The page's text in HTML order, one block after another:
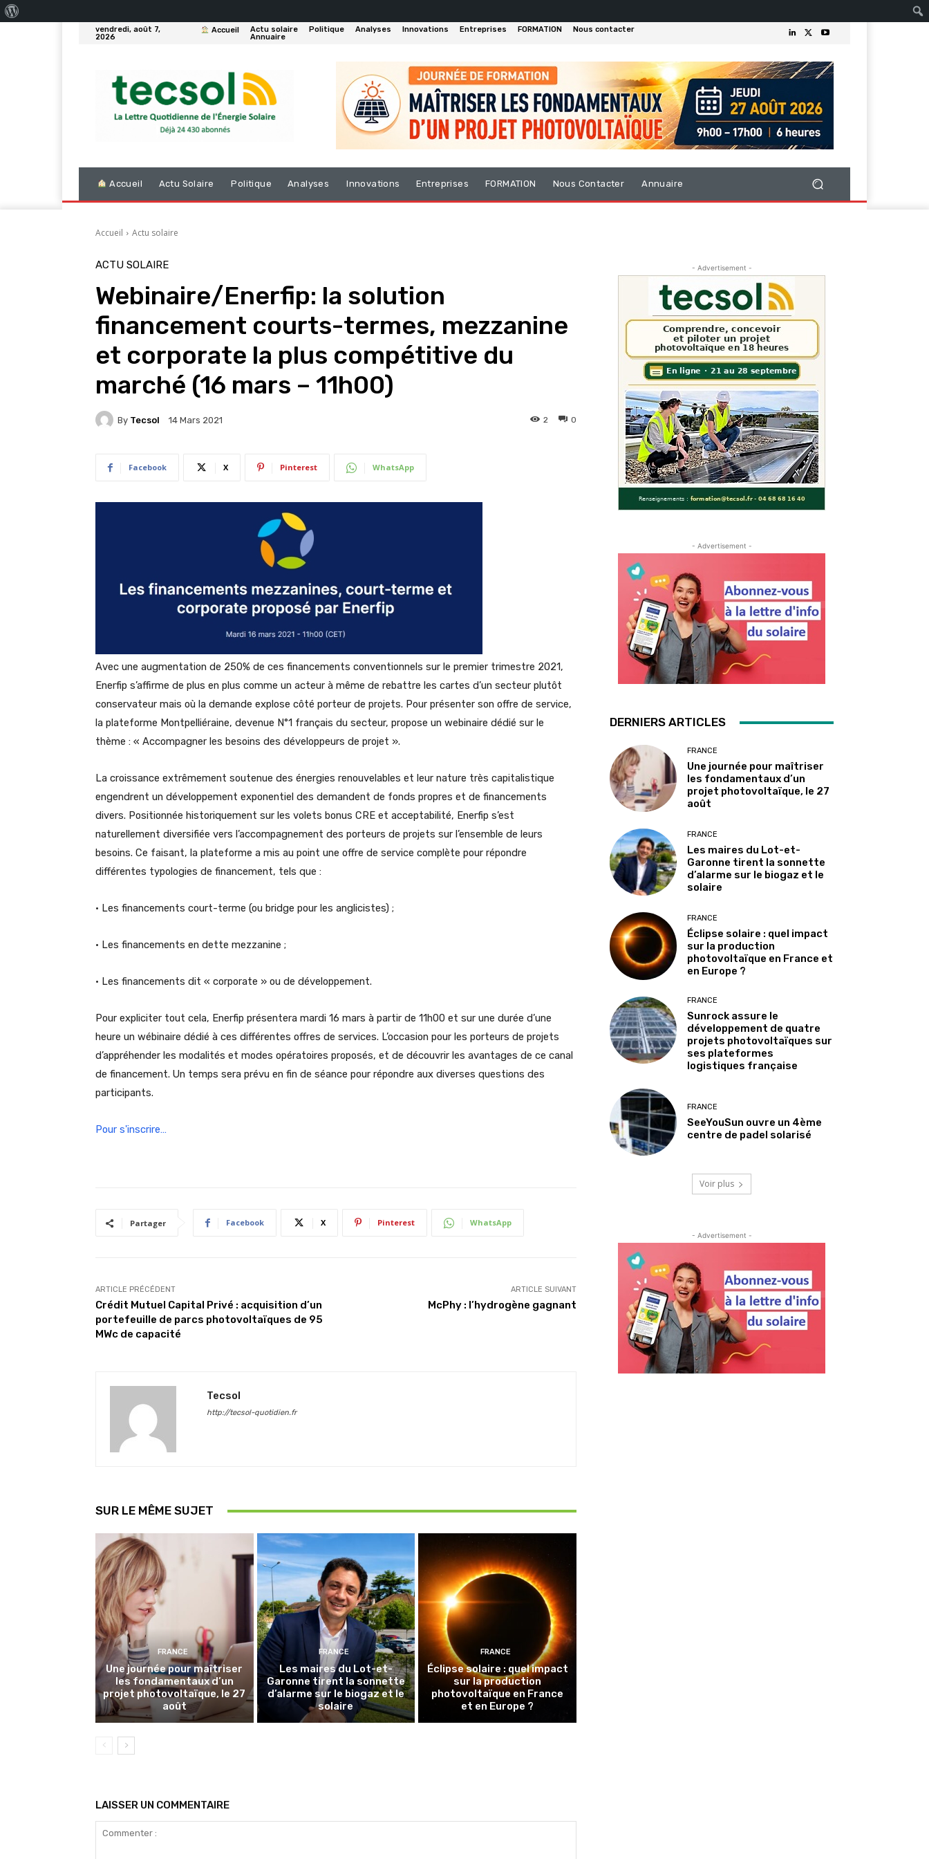
vendredi, août 7,
2026
Accueil Actu solaire Politique Analyses Innovations Entreprises FORMATION
Nous contacter
Annuaire
Accueil Actu Solaire Politique Analyses Innovations Entreprises FORMATION Nous Contacter Annuaire
Accueil Actu solaire
ACTU SOLAIRE
Webinaire/Enerfip: la solution
financement courts-termes, mezzanine
et corporate la plus compétitive du
marché (16 mars – 11h00)
By Tecsol 14 Mars 2021 0
2
Facebook X Pinterest WhatsApp
Avec une augmentation de 250% de ces financements conventionnels sur le premier trimestre 2021,
Enerfip s’affirme de plus en plus comme un acteur à même de rebattre les cartes d’un secteur plutôt
conservateur mais où la demande explose côté porteur de projets. Pour présenter son offre de service,
la plateforme Montpelliéraine, devenue N°1 français du secteur, propose un webinaire dédié sur le
thème : « Accompagner les besoins des développeurs de projet ».
La croissance extrêmement soutenue des énergies renouvelables et leur nature très capitalistique
engendrent un développement exponentiel des demandent de fonds propres et de financements
divers. Positionnée historiquement sur les volets bonus CRE et acceptabilité, Enerfip s’est
naturellement diversifiée vers l’accompagnement des porteurs de projets sur l’ensemble de leurs
besoins. Ce faisant, la plateforme a mis au point une offre de service complète pour répondre
différentes typologies de financement, tels que :
• Les financements court-terme (ou bridge pour les anglicistes) ;
• Les financements en dette mezzanine ;
• Les financements dit « corporate » ou de développement.
Pour expliciter tout cela, Enerfip présentera mardi 16 mars à partir de 11h00 et sur une durée d’une
heure un wébinaire dédié à ces différentes offres de services. L’occasion pour les porteurs de projets
d’appréhender les modalités et modes opératoires proposés, et de découvrir les avantages de ce canal
de financement. Un temps sera prévu en fin de séance pour répondre aux diverses questions des
participants.
Pour s'inscrire…
Partager Facebook X Pinterest WhatsApp
ARTICLE PRÉCÉDENT
Crédit Mutuel Capital Privé : acquisition d’un
portefeuille de parcs photovoltaïques de 95
MWc de capacité
ARTICLE SUIVANT
McPhy : l’hydrogène gagnant
Tecsol
http://tecsol-quotidien.fr
SUR LE MÊME SUJET
FRANCE
Une journée pour maîtriser
les fondamentaux d’un
projet photovoltaïque, le 27
août
FRANCE
Les maires du Lot-et-
Garonne tirent la sonnette
d’alarme sur le biogaz et le
solaire
FRANCE
Éclipse solaire : quel impact
sur la production
photovoltaïque en France
et en Europe ?
LAISSER UN COMMENTAIRE
- Advertisement -
- Advertisement -
DERNIERS ARTICLES
FRANCE
Une journée pour maîtriser
les fondamentaux d’un
projet photovoltaïque, le 27
août
FRANCE
Les maires du Lot-et-
Garonne tirent la sonnette
d’alarme sur le biogaz et le
solaire
FRANCE
Éclipse solaire : quel impact
sur la production
photovoltaïque en France et
en Europe ?
FRANCE
Sunrock assure le
développement de quatre
projets photovoltaïques sur
ses plateformes
logistiques française
FRANCE
SeeYouSun ouvre un 4ème
centre de padel solarisé
Voir plus
- Advertisement -